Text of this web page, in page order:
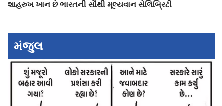
શાહરુખ ખાન છે ભારતની સૌથી મૂલ્યવાન સેલિબ્રિટી
મંજુલ